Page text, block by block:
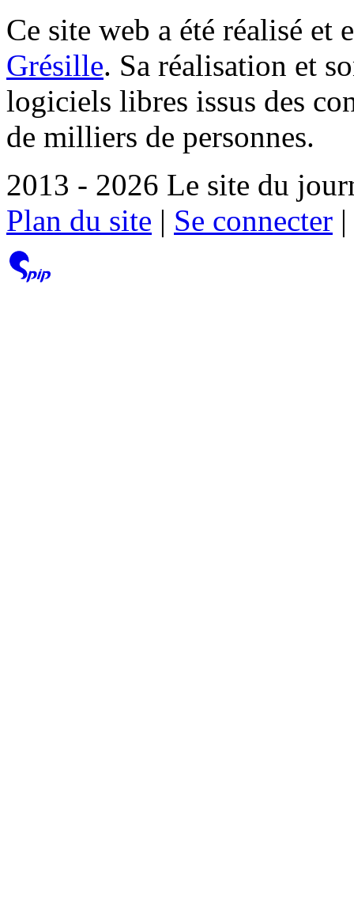
Ce site web a été réalisé et
Grésille. Sa réalisation et
logiciels libres issus des
de milliers de personnes.
2013 - 2026 Le site du
Plan du site | Se connecter |